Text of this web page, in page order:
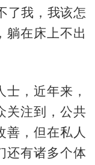
了我，我该怎
躺在床上不出
，近年来，
关注到，公共
善，但在私人
还有诸多个体